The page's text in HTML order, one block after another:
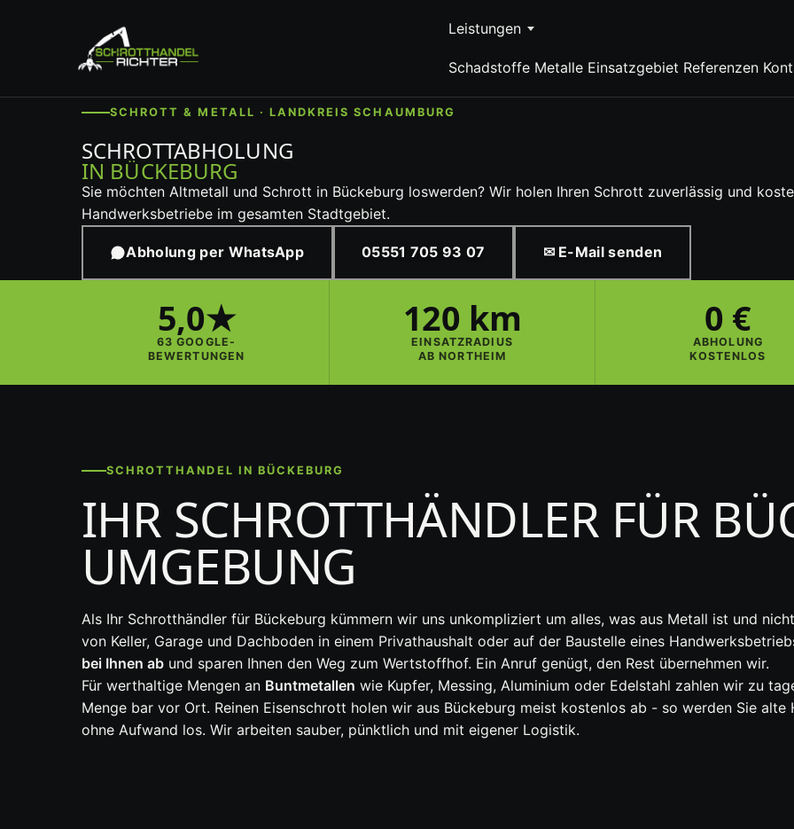
Leistungen
Schadstoffe Metalle Einsatzgebiet Referenzen
SCHROTT & METALL · LANDKREIS SCHAUMBURG
SCHROTTABHOLUNG
IN BÜCKEBURG
Sie möchten Altmetall und Schrott in Bückeburg loswerden? Wir holen Ihren Schrott zuverlässig und
Handwerksbetriebe im gesamten Stadtgebiet.
Abholung per WhatsApp 05551 705 93 07 ✉ E-Mail senden
5,0★
63 GOOGLE-
BEWERTUNGEN
120 km
EINSATZRADIUS
AB NORTHEIM
0 €
ABHOLUNG
KOSTENLOS
SCHROTTHANDEL IN BÜCKEBURG
IHR SCHROTTHÄNDLER FÜR
UMGEBUNG
Als Ihr Schrotthändler für Bückeburg kümmern wir uns unkompliziert um alles, was aus Metall ist und
von Keller, Garage und Dachboden in einem Privathaushalt oder auf der Baustelle eines
bei Ihnen ab und sparen Ihnen den Weg zum Wertstoffhof. Ein Anruf genügt, den Rest übernehmen wir.
Für werthaltige Mengen an Buntmetallen wie Kupfer, Messing, Aluminium oder Edelstahl zahlen wir zu
Menge bar vor Ort. Reinen Eisenschrott holen wir aus Bückeburg meist kostenlos ab - so werden Sie
ohne Aufwand los. Wir arbeiten sauber, pünktlich und mit eigener Logistik.